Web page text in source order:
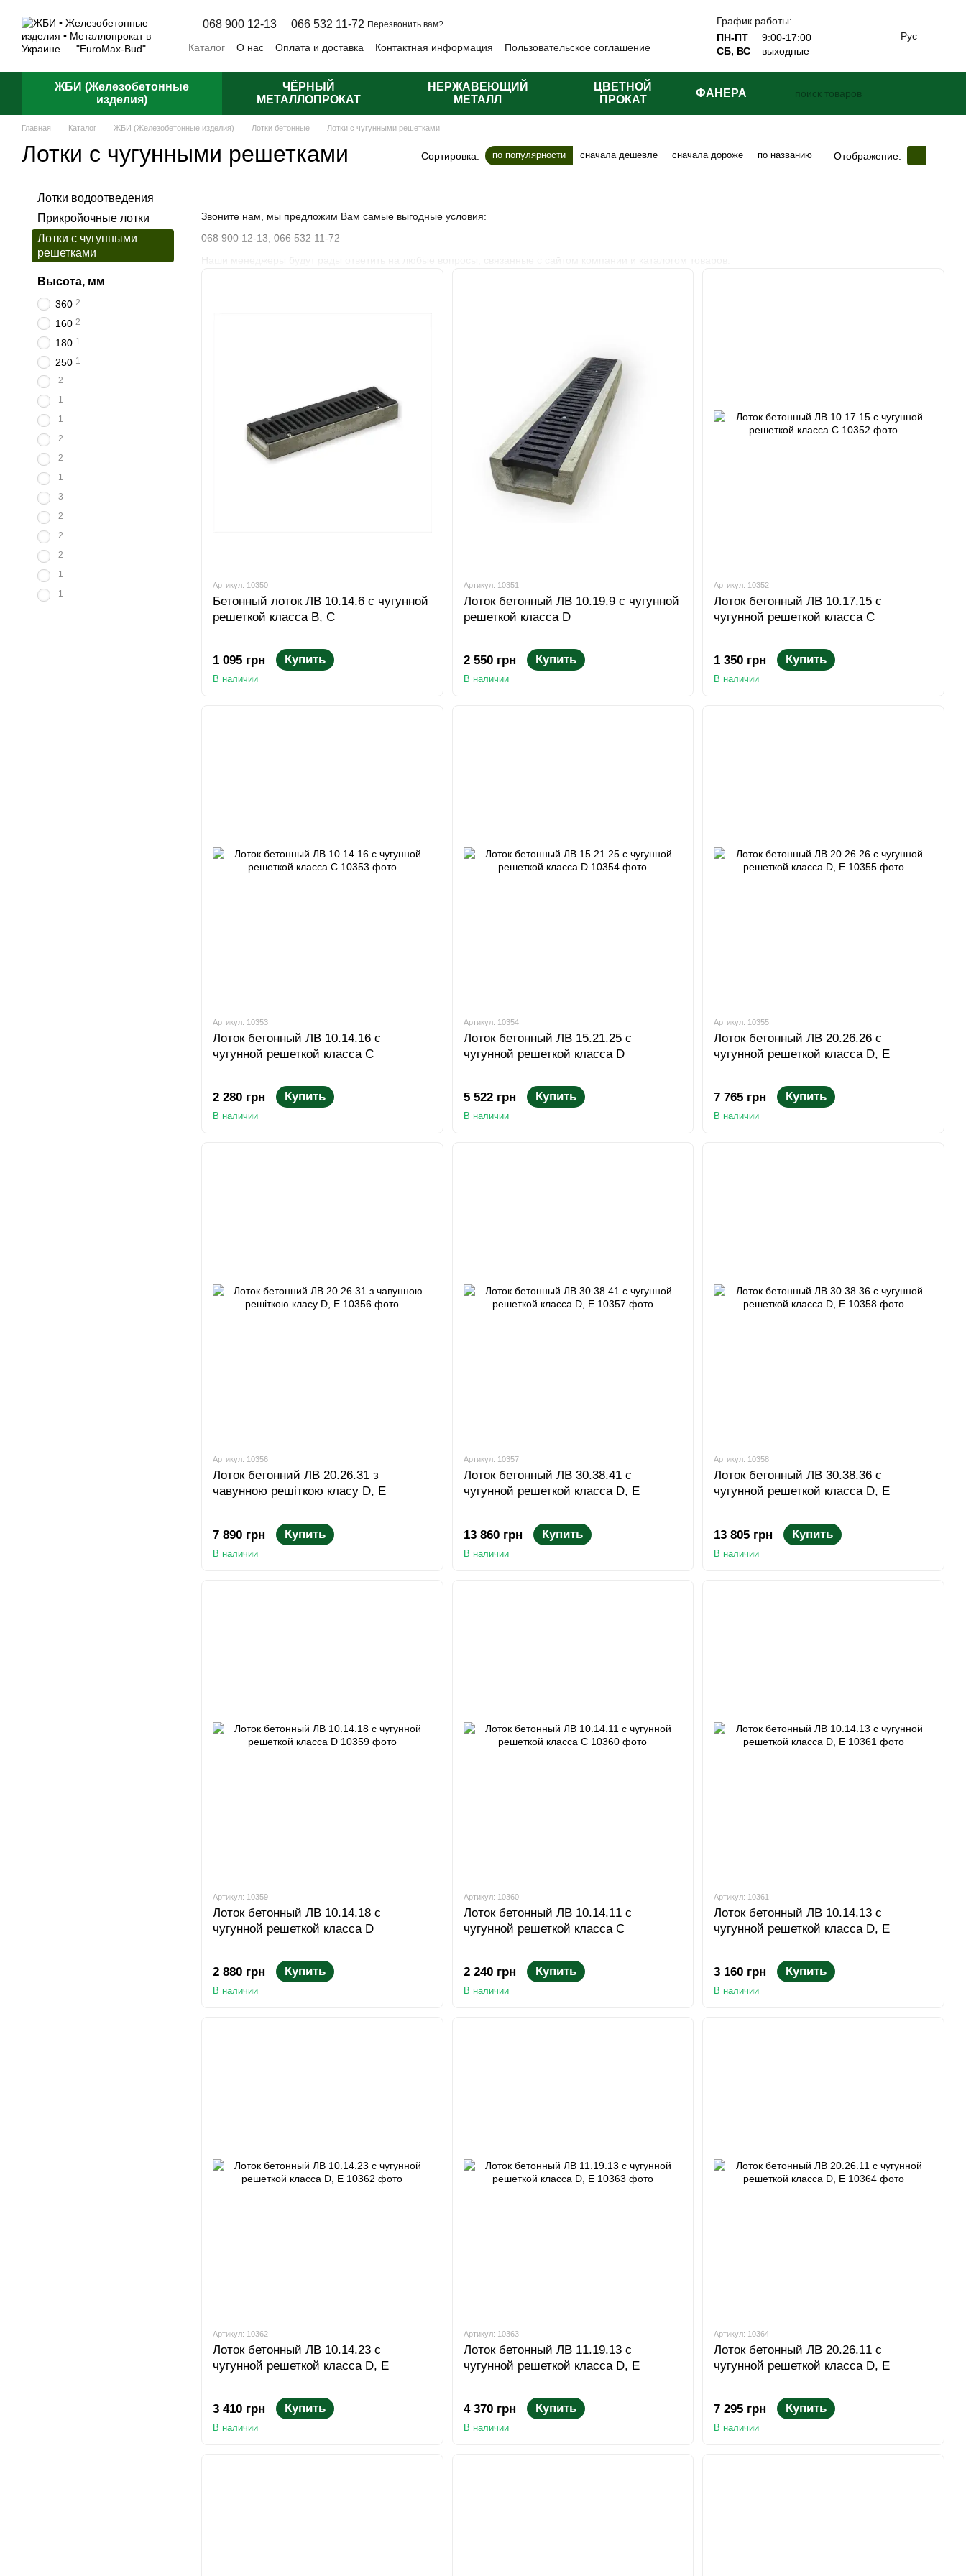
068 900 12-13 066 532 11-72 Перезвонить вам?
Каталог О нас Оплата и доставка Контактная информация
Пользовательское соглашение
График работы:
ПН-ПТ
9:00-17:00
СБ, ВС
выходные
Рус
ЖБИ (Железобетонные
изделия)
ЧЁРНЫЙ
МЕТАЛЛОПРОКАТ
НЕРЖАВЕЮЩИЙ
МЕТАЛЛ
ЦВЕТНОЙ
ПРОКАТ
ФАНЕРА
Главная Каталог ЖБИ (Железобетонные изделия) Лотки бетонные Лотки с чугунными решетками
Лотки с чугунными решетками Сортировка: по популярности сначала дешевле сначала дороже по названию Отображение:
Звоните нам, мы предложим Вам самые выгодные условия:
068 900 12-13, 066 532 11-72
Наши менеджеры будут рады ответить на любые вопросы, связанные с сайтом компании и каталогом товаров.
Артикул: 10350
Бетонный лоток ЛВ 10.14.6 с чугунной
решеткой класса В, С
1 095 грн Купить
В наличии
Артикул: 10351
Лоток бетонный ЛВ 10.19.9 с чугунной
решеткой класса D
2 550 грн Купить
В наличии
Артикул: 10352
Лоток бетонный ЛВ 10.17.15 с
чугунной решеткой класса С
1 350 грн Купить
В наличии
Артикул: 10353
Лоток бетонный ЛВ 10.14.16 с
чугунной решеткой класса С
2 280 грн Купить
В наличии
Артикул: 10354
Лоток бетонный ЛВ 15.21.25 с
чугунной решеткой класса D
5 522 грн Купить
В наличии
Артикул: 10355
Лоток бетонный ЛВ 20.26.26 с
чугунной решеткой класса D, E
7 765 грн Купить
В наличии
Артикул: 10356
Лоток бетонний ЛВ 20.26.31 з
чавунною решіткою класу D, E
7 890 грн Купить
В наличии
Артикул: 10357
Лоток бетонный ЛВ 30.38.41 с
чугунной решеткой класса D, E
13 860 грн Купить
В наличии
Артикул: 10358
Лоток бетонный ЛВ 30.38.36 с
чугунной решеткой класса D, E
13 805 грн Купить
В наличии
Артикул: 10359
Лоток бетонный ЛВ 10.14.18 с
чугунной решеткой класса D
2 880 грн Купить
В наличии
Артикул: 10360
Лоток бетонный ЛВ 10.14.11 с
чугунной решеткой класса C
2 240 грн Купить
В наличии
Артикул: 10361
Лоток бетонный ЛВ 10.14.13 с
чугунной решеткой класса D, E
3 160 грн Купить
В наличии
Артикул: 10362
Лоток бетонный ЛВ 10.14.23 с
чугунной решеткой класса D, E
3 410 грн Купить
В наличии
Артикул: 10363
Лоток бетонный ЛВ 11.19.13 с
чугунной решеткой класса D, E
4 370 грн Купить
В наличии
Артикул: 10364
Лоток бетонный ЛВ 20.26.11 с
чугунной решеткой класса D, E
7 295 грн Купить
В наличии
Лотки водоотведения
Прикройочные лотки
Лотки с чугунными
решетками
Высота, мм
360 2
160 2
180 1
250 1
2
1
1
2
2
1
3
2
2
2
1
1